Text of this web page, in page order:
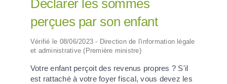
Déclarer les sommes
perçues par son enfant
Vérifié le 08/06/2023 - Direction de l'information légale
et administrative (Première ministre)
Votre enfant perçoit des revenus propres ? S'il
est rattaché à votre foyer fiscal, vous devez les